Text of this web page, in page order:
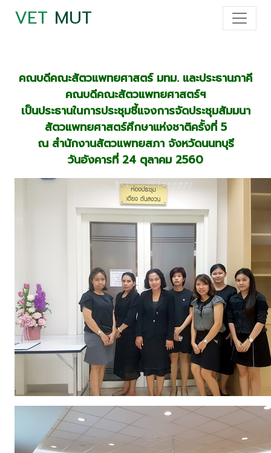
VET MUT
คณบดีคณะสัตวแพทยศาสตร์ มทม. และประธานภาคี
คณบดีคณะสัตวแพทยศาสตร์ฯ
เป็นประธานในการประชุมชี้แจงการจัดประชุมสัมมนา
สัตวแพทยศาสตร์ศึกษาแห่งชาติครั้งที่ 5
ณ สำนักงานสัตวแพทยสภา จังหวัดนนทบุรี
วันอังคารที่ 24 ตุลาคม 2560